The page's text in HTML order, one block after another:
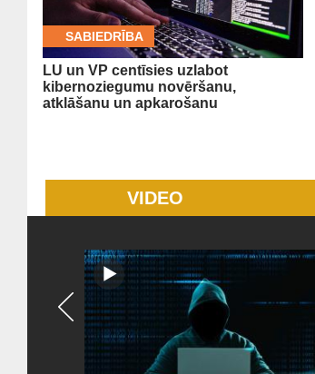
SABIEDRĪBA
LU un VP centīsies uzlabot
kibernoziegumu novēršanu,
atklāšanu un apkarošanu
VIDEO